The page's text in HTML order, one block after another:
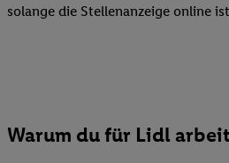
solange die Stellenanzeige online
Warum du für Lidl